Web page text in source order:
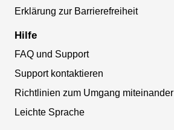
Erklärung zur Barrierefreiheit
Hilfe
FAQ und Support
Support kontaktieren
Richtlinien zum Umgang miteinander
Leichte Sprache